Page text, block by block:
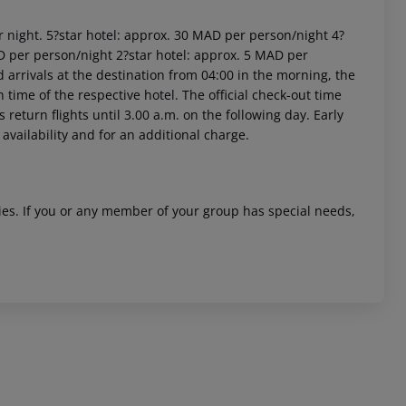
5?star hotel: approx. 30 MAD per person/night 4?
per person/night 2?star hotel: approx. 5 MAD per
arrivals at the destination from 04:00 in the morning, the
of the respective hotel. The official check-out time
flights until 3.00 a.m. on the following day. Early
and for an additional charge.
If you or any member of your group has special needs,